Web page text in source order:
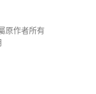
原作者所有